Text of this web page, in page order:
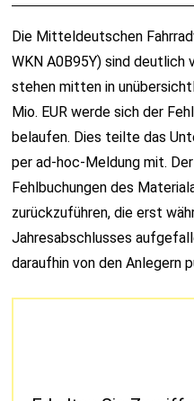
Die Mitteldeutschen
WKN A0B95Y) sind deutlich
stehen mitten in
Mio. EUR werde sich der
belaufen. Dies teilte das
per ad-hoc-Meldung mit.
Fehlbuchungen des
zurückzuführen, die erst
Jahresabschlusses
daraufhin von den Anlegern